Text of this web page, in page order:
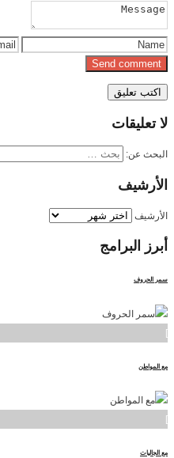
لاتعليقات
البحث عن:
الأرشيف
الأرشيف
أبرز البرامج
سمر الحروف
]
مع المواطن
]
مع الجاليات